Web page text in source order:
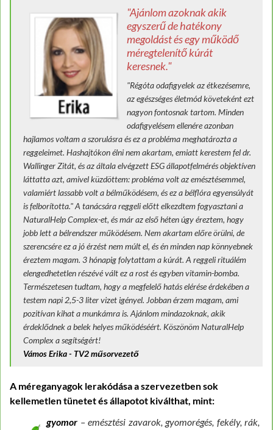
"Ajánlom azoknak akik
egyszerű de hatékony
megoldást és egy működő
méregtelenítő kúrát
keresnek."
"Régóta odafigyelek az étkezésemre,
az egészséges életmód követeként ezt
nagyon fontosnak tartom. Minden
odafigyelésem ellenére azonban
hajlamos voltam a szorulásra és ez a probléma meghatározta a
reggeleimet. Hashajtókon élni nem akartam, emiatt kerestem fel dr.
Wallinger Zitát, és az általa elvégzett ESG állapotfelmérés objektíven
láttatta azt, amivel küzdöttem: probléma volt az emésztésemmel,
valamiért lassabb volt a bélműködésem, és ez a bélflóra egyensúlyát
is felborította." A tanácsára reggeli előtt elkezdtem fogyasztani a
NaturalHelp Complex-et, és már az első héten úgy éreztem, hogy
jobb lett a bélrendszer működésem. Nem akartam előre örülni, de
szerencsére ez a jó érzést nem múlt el, és én minden nap könnyebnek
éreztem magam. 3 hónapig folytattam a kúrát. A reggeli rituálém
elengedhetetlen részévé vált ez a rost és egyben vitamin-bomba.
Természetesen tudtam, hogy a megfelelő hatás elérése érdekében a
testem napi 2,5-3 liter vizet igényel. Jobban érzem magam, ami
pozitívan kihat a munkámra is. Ajánlom mindazoknak, akik
érdeklődnek a belek helyes működéséért. Köszönöm NaturalHelp
Complex a segítségért!
Vámos Erika - TV2 műsorvezető
A méreganyagok lerakódása a szervezetben sok
kellemetlen tünetet és állapotot kiválthat, mint:
gyomor – emésztési zavarok, gyomorégés, fekély, rák,